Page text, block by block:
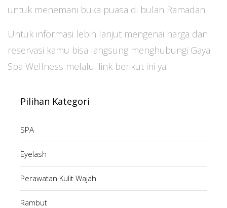
untuk menemani buka puasa di bulan Ramadan.
Untuk informasi lebih lanjut mengenai harga dan
reservasi kamu bisa langsung menghubungi Gaya
Spa Wellness melalui link berikut ini ya.
Pilihan Kategori
SPA
Eyelash
Perawatan Kulit Wajah
Rambut